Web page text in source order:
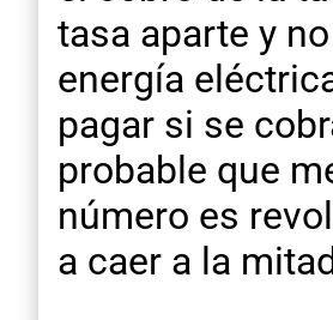
tasa aparte y
energía
pagar si se
probable que
número es
a caer a la